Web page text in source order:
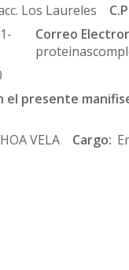
Los Laureles
Correo
el presente
VELA Cargo: